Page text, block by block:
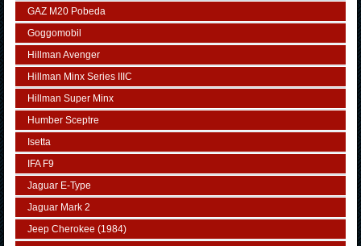
GAZ М20 Pobeda
Goggomobil
Hillman Avenger
Hillman Minx Series IIIC
Hillman Super Minx
Humber Sceptre
Isetta
IFA F9
Jaguar E-Type
Jaguar Mark 2
Jeep Cherokee (1984)